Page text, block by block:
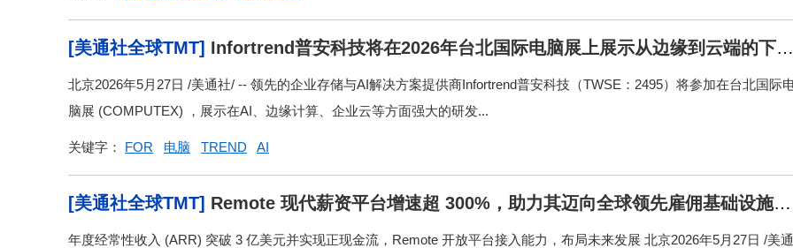
[美通社全球TMT] Infortrend普安科技将在2026年台北国际电脑展上展示从边缘到云端的下一
代AI基础设施
北京2026年5月27日 /美通社/ -- 领先的企业存储与AI解决方案提供商Infortrend普安科技（TWSE：2495）将参加在台北国际
脑展 (COMPUTEX) ，展示在AI、边缘计算、企业云等方面强大的研发...
关键字： FOR 电脑 TREND AI
[美通社全球TMT] Remote 现代薪资平台增速超 300%，助力其迈向全球领先雇佣基础设施的
全新发展阶段
年度经常性收入 (ARR) 突破 3 亿美元并实现正现金流，Remote 开放平台接入能力，布局未来发展 北京2026年5月27日 /美通